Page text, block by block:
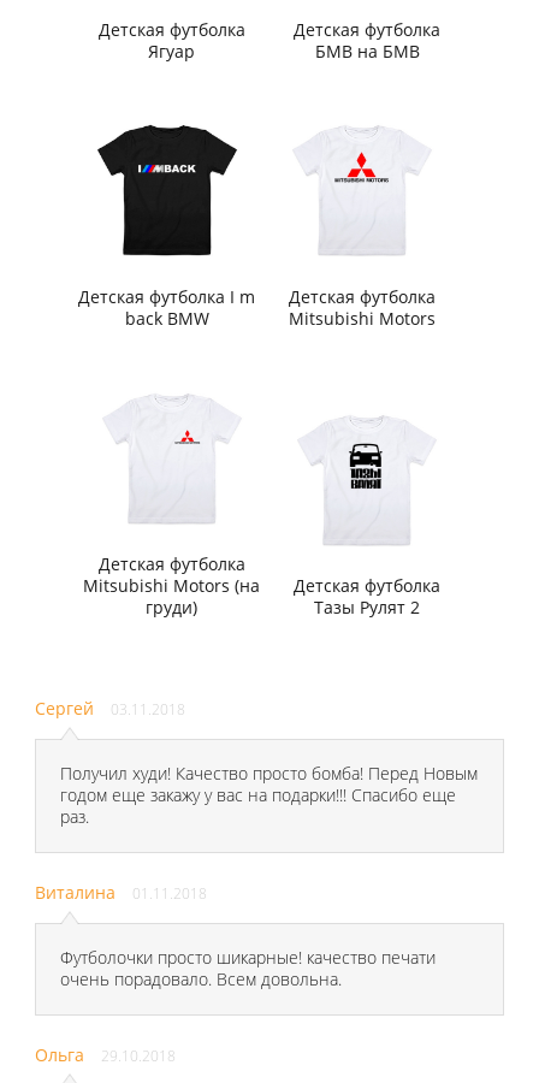
Детская футболка
Ягуар
Детская футболка
БМВ на БМВ
Детская футболка I m
back BMW
Детская футболка
Mitsubishi Motors
Детская футболка
Mitsubishi Motors (на
груди)
Детская футболка
Тазы Рулят 2
Сергей 03.11.2018
Получил худи! Качество просто бомба! Перед Новым
годом еще закажу у вас на подарки!!! Спасибо еще
раз.
Виталина 01.11.2018
Футболочки просто шикарные! качество печати
очень порадовало. Всем довольна.
Ольга 29.10.2018